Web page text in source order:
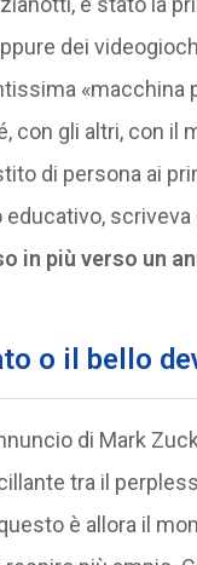
dei
«macchina
con gli altri, con il
di persona ai
scriveva
in più verso un
o il bello
di Mark
tra il
è allora il